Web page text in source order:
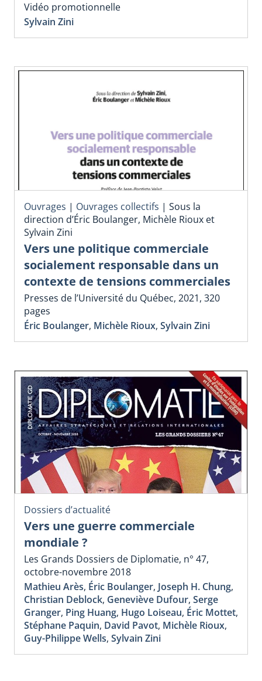
Vidéo promotionnelle
Sylvain Zini
Ouvrages | Ouvrages collectifs | Sous la
direction d’Éric Boulanger, Michèle Rioux et
Sylvain Zini
Vers une politique commerciale
socialement responsable dans un
contexte de tensions commerciales
Presses de l’Université du Québec, 2021, 320
pages
Éric Boulanger, Michèle Rioux, Sylvain Zini
Dossiers d’actualité
Vers une guerre commerciale
mondiale ?
Les Grands Dossiers de Diplomatie, n° 47,
octobre-novembre 2018
Mathieu Arès, Éric Boulanger, Joseph H. Chung,
Christian Deblock, Geneviève Dufour, Serge
Granger, Ping Huang, Hugo Loiseau, Éric Mottet,
Stéphane Paquin, David Pavot, Michèle Rioux,
Guy-Philippe Wells, Sylvain Zini